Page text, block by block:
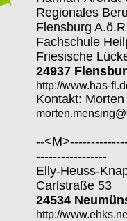
Regionales
Flensburg A.ö.R
Fachschule
Friesische
24937
http://www.has-
Kontakt:
--
-----------------
Elly-Heuss-
Carlstraße 53
24534
http://